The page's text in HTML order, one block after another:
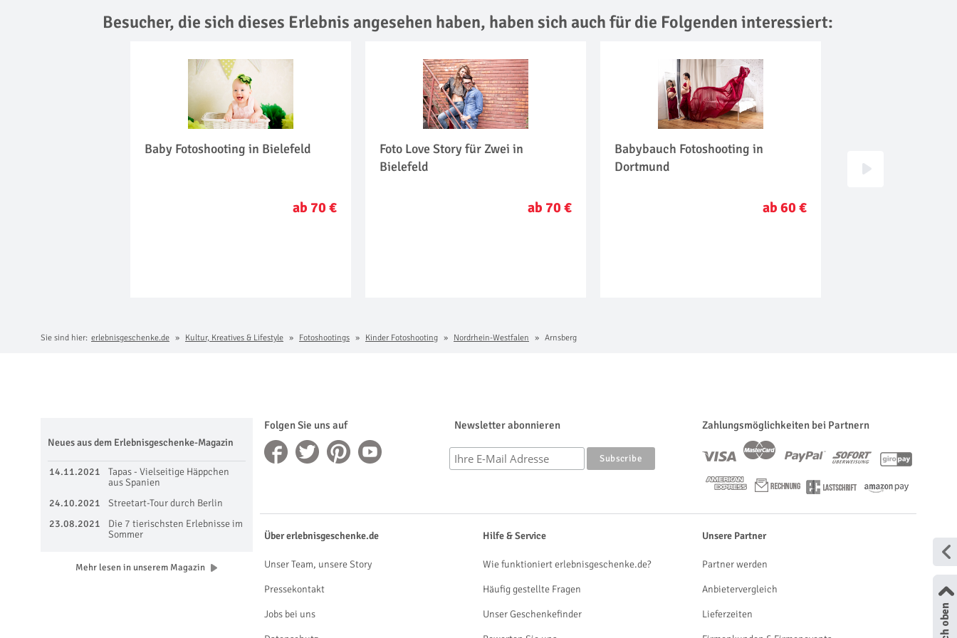
Besucher, die sich dieses Erlebnis angesehen haben, haben sich auch für die Folgenden interessiert:
Baby Fotoshooting in Bielefeld
ab 70 €
Foto Love Story für Zwei in
Bielefeld
ab 70 €
Babybauch Fotoshooting in
Dortmund
ab 60 €
Sie sind hier: erlebnisgeschenke.de Kultur, Kreatives & Lifestyle Fotoshootings Kinder Fotoshooting Nordrhein-Westfalen Arnsberg
Folgen Sie uns auf Newsletter abonnieren Zahlungsmöglichkeiten bei Partnern
Neues aus dem Erlebnisgeschenke-Magazin
14.11.2021
Tapas - Vielseitige Häppchen
aus Spanien
24.10.2021
Streetart-Tour durch Berlin
23.08.2021
Die 7 tierischsten Erlebnisse im
Sommer
Mehr lesen in unserem Magazin
Über erlebnisgeschenke.de
Unser Team, unsere Story
Pressekontakt
Jobs bei uns
Hilfe & Service
Wie funktioniert erlebnisgeschenke.de?
Häufig gestellte Fragen
Unser Geschenkefinder
Unsere Partner
Partner werden
Anbietervergleich
Lieferzeiten